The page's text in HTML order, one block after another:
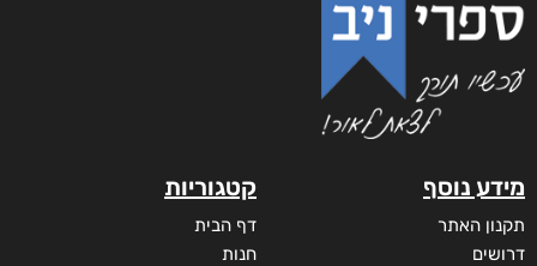
מידע נוסף
תקנון האתר
דרושים
קטגוריות
דף הבית
חנות